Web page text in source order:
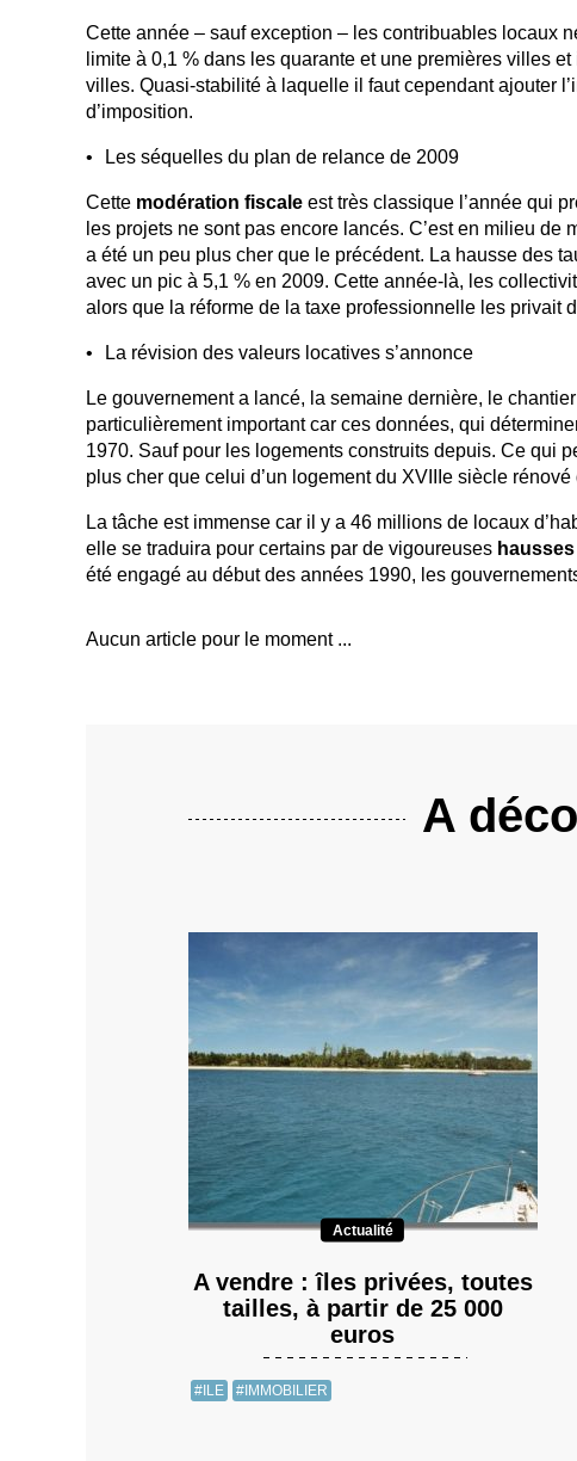
Cette année – sauf exception – les contribuables locaux
limite à 0,1 % dans les quarante et une premières villes
villes. Quasi-stabilité à laquelle il faut cependant ajouter
d’imposition.
Les séquelles du plan de relance de 2009
Cette modération fiscale est très classique l’année qui
les projets ne sont pas encore lancés. C’est en milieu
a été un peu plus cher que le précédent. La hausse des
avec un pic à 5,1 % en 2009. Cette année-là, les
alors que la réforme de la taxe professionnelle les privait
La révision des valeurs locatives s’annonce
Le gouvernement a lancé, la semaine dernière, le
particulièrement important car ces données, qui
1970. Sauf pour les logements construits depuis. Ce qui
plus cher que celui d’un logement du XVIIIe siècle
La tâche est immense car il y a 46 millions de locaux
elle se traduira pour certains par de vigoureuses
été engagé au début des années 1990, les
Aucun article pour le moment ...
A
Actualité
A vendre : îles privées, toutes
tailles, à partir de 25 000
euros
#ILE #IMMOBILIER